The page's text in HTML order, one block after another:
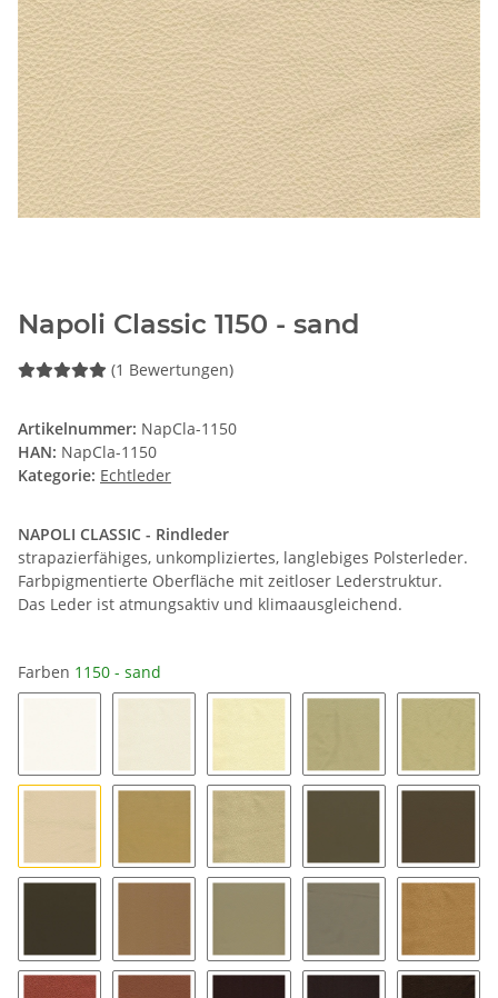
Napoli Classic 1150 - sand
(1 Bewertungen)
Artikelnummer: NapCla-1150
HAN: NapCla-1150
Kategorie: Echtleder
NAPOLI CLASSIC - Rindleder
strapazierfähiges, unkompliziertes, langlebiges Polsterleder.
Farbpigmentierte Oberfläche mit zeitloser Lederstruktur.
Das Leder ist atmungsaktiv und klimaausgleichend.
Farben 1150 - sand
1000 - reinweiß1050 - cremeweiß1100 - creme1110 - ivory 1120 -
1150 - sand 1160 - desert1200 - beige1220 - mandelbeige
1230 -
1240 - fango1250 - beigebraun1260 - schlamm hell1270 - schlamm1300 -